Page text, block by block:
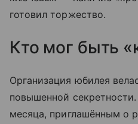
готовил торжество.
Кто мог быть
Организация юбилея
повышенной
месяца, приглашённым о